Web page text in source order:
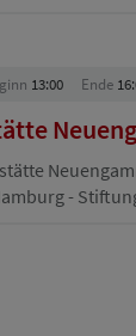
13:00 Ende
-